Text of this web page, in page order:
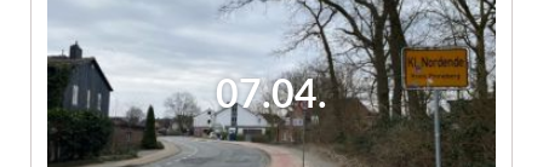
07.04.